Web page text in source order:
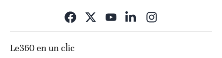
Le360 en un clic